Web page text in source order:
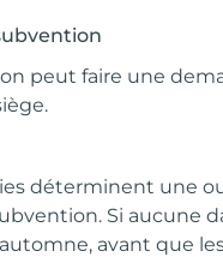
peut faire une
déterminent une
Si aucune
avant que